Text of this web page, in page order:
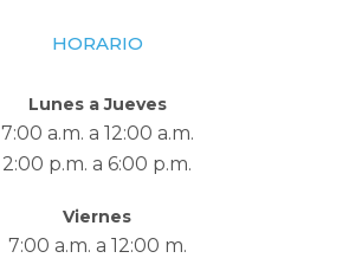
HORARIO
Lunes a Jueves
7:00 a.m. a 12:00 a.m.
2:00 p.m. a 6:00 p.m.
Viernes
7:00 a.m. a 12:00 m.